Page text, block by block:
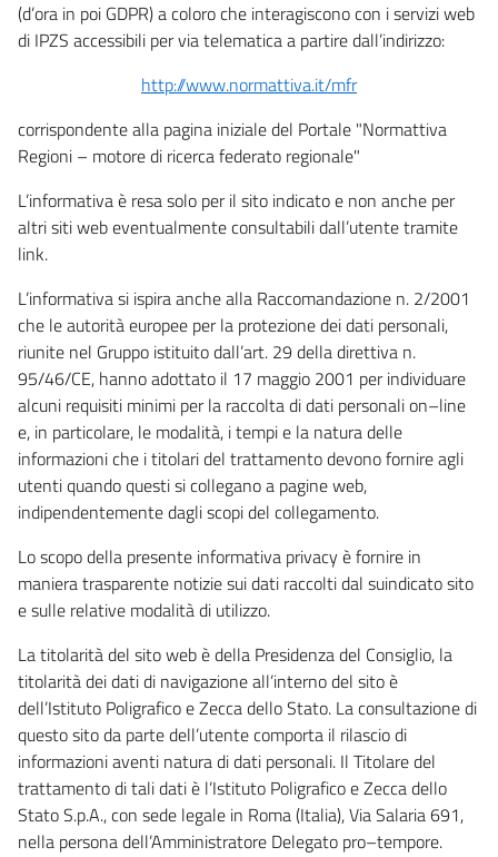
(d’ora in poi GDPR) a coloro che interagiscono con i servizi web
di IPZS accessibili per via telematica a partire dall’indirizzo:
http://www.normattiva.it/mfr
corrispondente alla pagina iniziale del Portale "Normattiva
Regioni – motore di ricerca federato regionale"
L’informativa è resa solo per il sito indicato e non anche per
altri siti web eventualmente consultabili dall’utente tramite
link.
L’informativa si ispira anche alla Raccomandazione n. 2/2001
che le autorità europee per la protezione dei dati personali,
riunite nel Gruppo istituito dall’art. 29 della direttiva n.
95/46/CE, hanno adottato il 17 maggio 2001 per individuare
alcuni requisiti minimi per la raccolta di dati personali on–line
e, in particolare, le modalità, i tempi e la natura delle
informazioni che i titolari del trattamento devono fornire agli
utenti quando questi si collegano a pagine web,
indipendentemente dagli scopi del collegamento.
Lo scopo della presente informativa privacy è fornire in
maniera trasparente notizie sui dati raccolti dal suindicato sito
e sulle relative modalità di utilizzo.
La titolarità del sito web è della Presidenza del Consiglio, la
titolarità dei dati di navigazione all’interno del sito è
dell’Istituto Poligrafico e Zecca dello Stato. La consultazione di
questo sito da parte dell’utente comporta il rilascio di
informazioni aventi natura di dati personali. Il Titolare del
trattamento di tali dati è l’Istituto Poligrafico e Zecca dello
Stato S.p.A., con sede legale in Roma (Italia), Via Salaria 691,
nella persona dell’Amministratore Delegato pro–tempore.